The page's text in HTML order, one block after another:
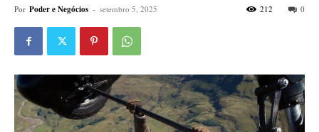
Por Poder e Negócios - setembro 5, 2025 0
212